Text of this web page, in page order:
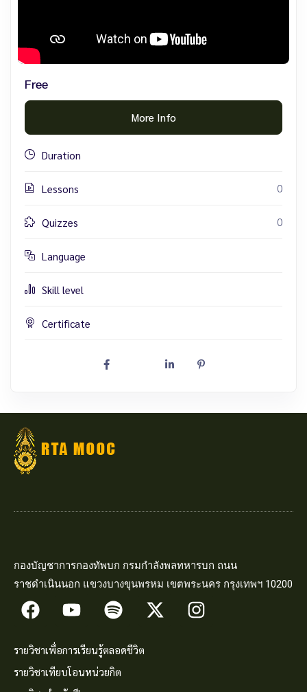
Free
More Info
Duration
Lessons 0
Quizzes 0
Language
Skill level
Certificate
กองบัญชาการกองทัพบก กรมกำลังพลทหารบก ถนน
ราชดำเนินนอก แขวงบางขุนพรหม เขตพระนคร กรุงเทพฯ 10200
รายวิชาเพื่อการเรียนรู้ตลอดชีวิต
รายวิชาเทียบโอนหน่วยกิต